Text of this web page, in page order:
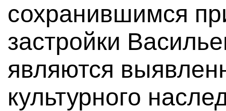
сохранившимся
застройки
являются
культурного